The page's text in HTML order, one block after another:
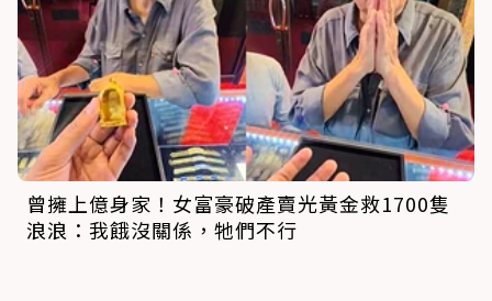
曾擁上億身家！女富豪破產賣光黃金救1700隻
浪浪：我餓沒關係，牠們不行